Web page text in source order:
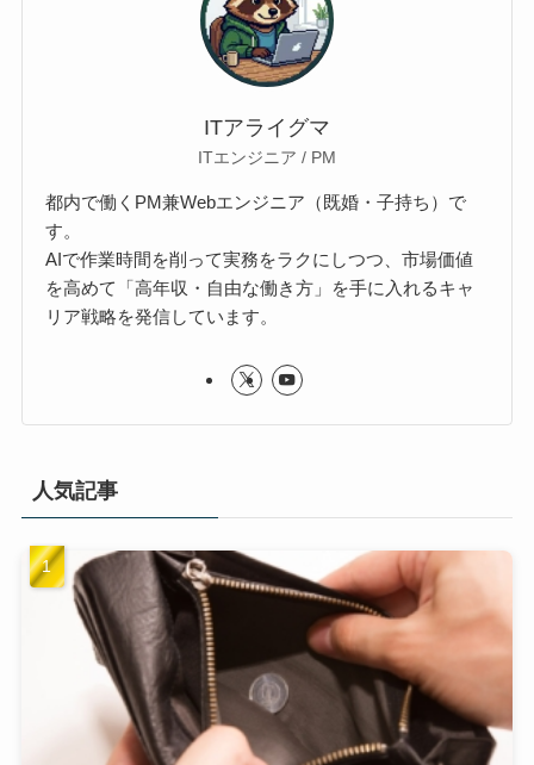
ITアライグマ
ITエンジニア / PM
都内で働くPM兼Webエンジニア（既婚・子持ち）で
す。
AIで作業時間を削って実務をラクにしつつ、市場価値
を高めて「高年収・自由な働き方」を手に入れるキャ
リア戦略を発信しています。
人気記事